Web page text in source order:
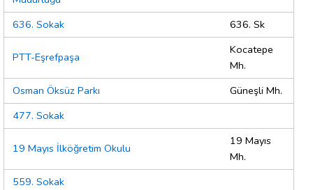
636. Sokak
636. Sk
PTT-Eşrefpaşa
Kocatepe
Mh.
Osman Öksüz Parkı
Güneşli Mh.
477. Sokak
19 Mayıs İlköğretim Okulu
19 Mayıs
Mh.
559. Sokak